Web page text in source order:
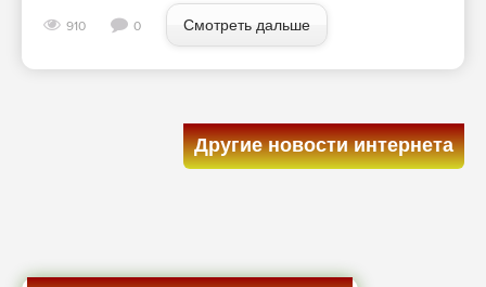
910 0 Смотреть дальше
Другие новости интернета